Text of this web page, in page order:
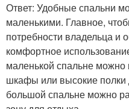
Ответ: Удобные спальни
маленькими. Главное,
потребности владельца и
комфортное
маленькой спальне
шкафы или высокие
большой спальне можно